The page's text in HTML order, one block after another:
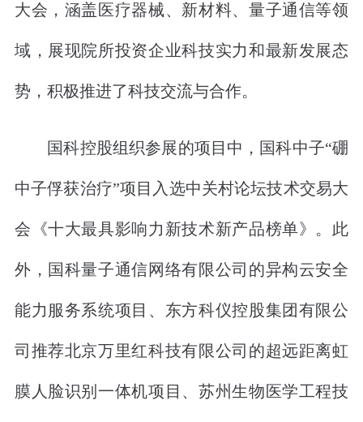
大会，涵盖医疗器械、新材料、量子通信等领
域，展现院所投资企业科技实力和最新发展态
势，积极推进了科技交流与合作。
国科控股组织参展的项目中，国科中子“硼
中子俘获治疗”项目入选中关村论坛技术交易大
会《十大最具影响力新技术新产品榜单》。此
外，国科量子通信网络有限公司的异构云安全
能力服务系统项目、东方科仪控股集团有限公
司推荐北京万里红科技有限公司的超远距离虹
膜人脸识别一体机项目、苏州生物医学工程技